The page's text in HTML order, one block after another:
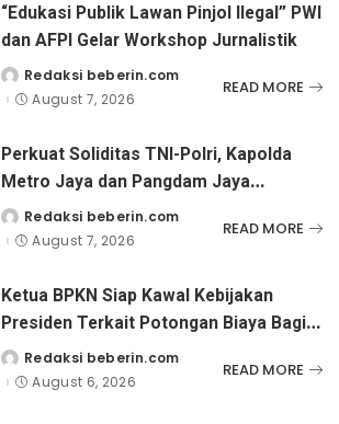
“Edukasi Publik Lawan Pinjol Ilegal” PWI
dan AFPI Gelar Workshop Jurnalistik
Posted
by
Redaksi beberin.com
August 7, 2026
READ MORE
Perkuat Soliditas TNI-Polri, Kapolda
Metro Jaya dan Pangdam Jaya
Kunjungi Dankorps Brimob Polri
Posted
by
Redaksi beberin.com
August 7, 2026
READ MORE
Ketua BPKN Siap Kawal Kebijakan
Presiden Terkait Potongan Biaya Bagi
Penyandang Disabilitas
Posted
by
Redaksi beberin.com
August 6, 2026
READ MORE